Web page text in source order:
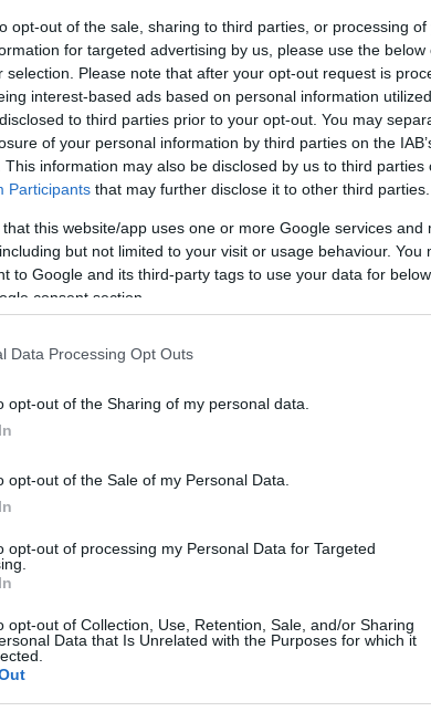
opt-out of the sale, sharing to third parties, or processing
for targeted advertising by us, please use the
selection. Please note that after your opt-out request is
interest-based ads based on personal information
to third parties prior to your opt-out. You may
of your personal information by third parties on the
This information may also be disclosed by us to third parties
Participants that may further disclose it to other third parties.
that this website/app uses one or more Google services and
but not limited to your visit or usage behaviour. You
to Google and its third-party tags to use your data for
consent section.
Data Processing Opt Outs
opt-out of the Sharing of my personal data.
opt-out of the Sale of my Personal Data.
opt-out of processing my Personal Data for Targeted
opt-out of Collection, Use, Retention, Sale, and/or Sharing
Data that Is Unrelated with the Purposes for which it
közel voltak, Hamiltonnak viszont elvették a körét.
van válasza: 1:17.947.
legjobbjával kerül az élre - 1:18.153
A mexikói abszolút legjobb első szektorral
fekszenek a körülmények, ahogyan arra sokan